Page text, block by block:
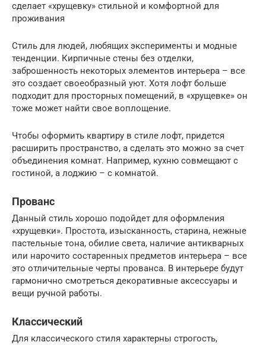
сделает «хрущевку» стильной и комфортной для
проживания
Стиль для людей, любящих эксперименты и модные
тенденции. Кирпичные стены без отделки,
заброшенность некоторых элементов интерьера – все
это создает своеобразный уют. Хотя лофт больше
подходит для просторных помещений, в «хрущевке» он
тоже может найти свое воплощение.
Чтобы оформить квартиру в стиле лофт, придется
расширить пространство, а сделать это можно за счет
объединения комнат. Например, кухню совмещают с
гостиной, а лоджию – с комнатой.
Прованс
Данный стиль хорошо подойдет для оформления
«хрущевки». Простота, изысканность, старина, нежные
пастельные тона, обилие света, наличие антикварных
или нарочито состаренных предметов интерьера – все
это отличительные черты прованса. В интерьере будут
гармонично смотреться декоративные аксессуары и
вещи ручной работы.
Классический
Для классического стиля характерны строгость,